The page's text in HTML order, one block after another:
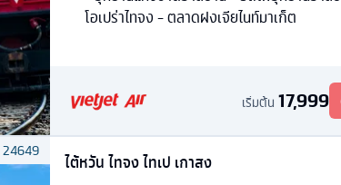
โอเปร่าไทจง - ตลาดฝงเจียไนท์มาเก็ต
เริ่มต้น 17,999
24649
ไต้หวัน ไทจง ไทเป เกาสง